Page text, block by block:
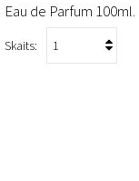
ESSENTIAL COSMETICS
THE NICHE COLLECTION
Eau de Parfum 100ml.
Skaits: